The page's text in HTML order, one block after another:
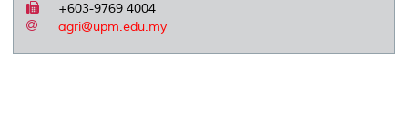
+603-9769 4004
agri@upm.edu.my